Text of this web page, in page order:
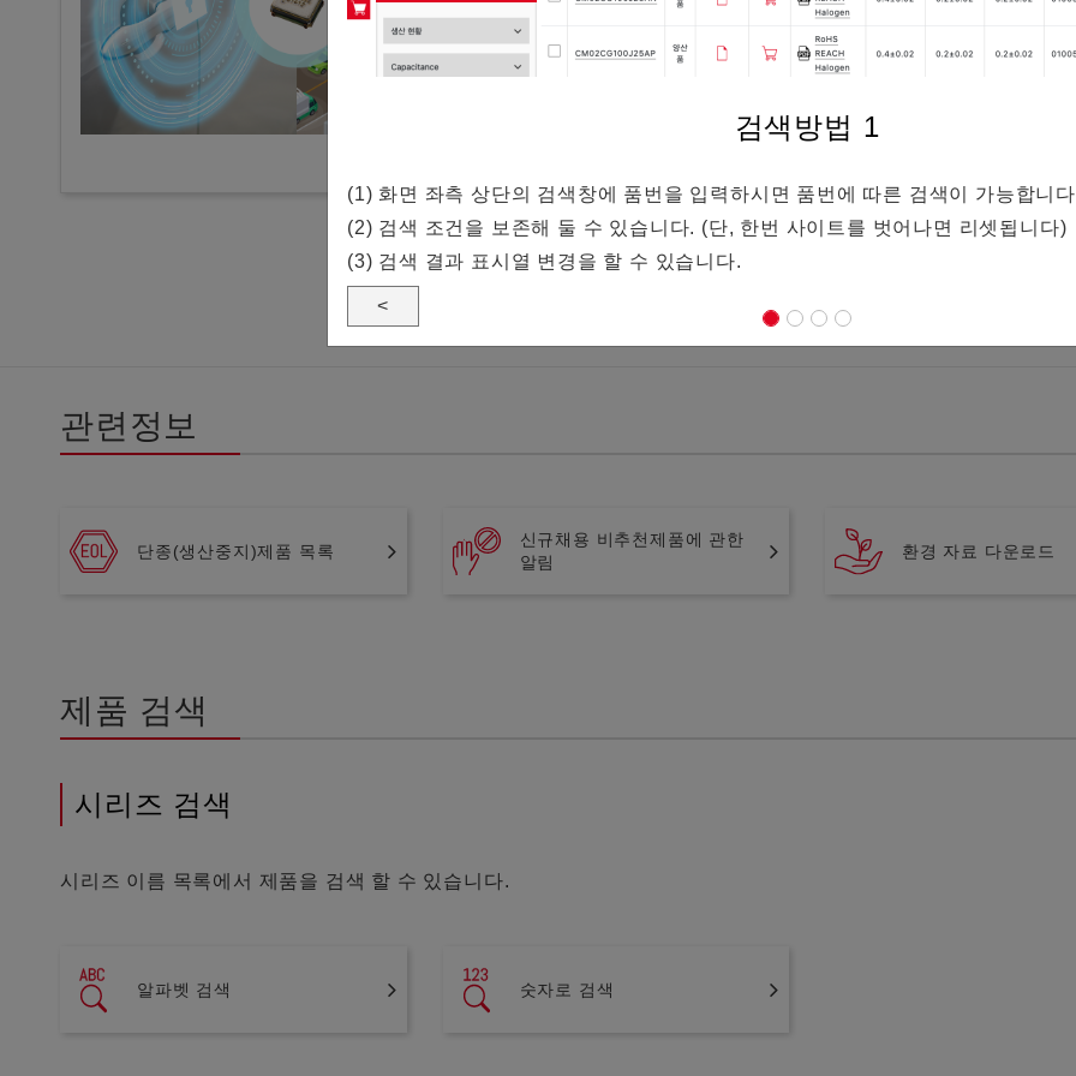
검색방법 1
(1) 화면 좌측 상단의 검색창에 품번을 입력하시면 품번에 따른 검색이 가능합니
(2) 검색 조건을 보존해 둘 수 있습니다. (단, 한번 사이트를 벗어나면 리셋됩니다)
(3) 검색 결과 표시열 변경을 할 수 있습니다.
<
관련정보
단종(생산중지)제품 목록
신규채용 비추천제품에 관한
알림
환경 자료 다운로드
제품 검색
시리즈 검색
시리즈 이름 목록에서 제품을 검색 할 수 있습니다.
알파벳 검색 숫자로 검색